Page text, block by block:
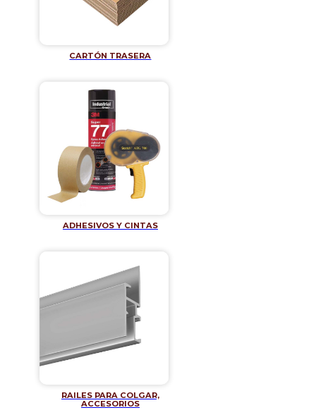
CARTÓN TRASERA
ADHESIVOS Y CINTAS
RAILES PARA COLGAR,
ACCESORIOS